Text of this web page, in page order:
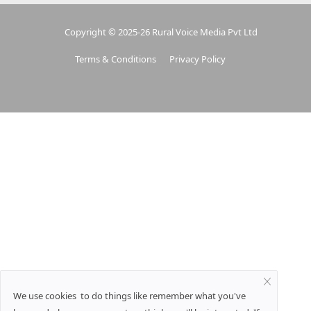
Copyright © 2025-26 Rural Voice Media Pvt Ltd
Terms & Conditions Privacy Policy
We use cookies to do things like remember what you've